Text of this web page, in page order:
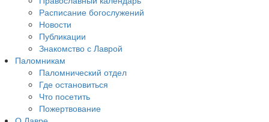
Расписание богослужений
Новости
Публикации
Знакомство с Лаврой
Паломникам
Паломнический отдел
Где остановиться
Что посетить
Пожертвование